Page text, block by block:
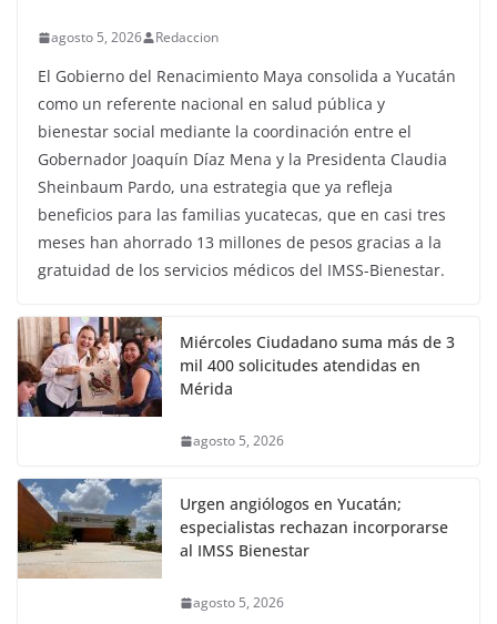
agosto 5, 2026 Redaccion
El Gobierno del Renacimiento Maya consolida a Yucatán
como un referente nacional en salud pública y
bienestar social mediante la coordinación entre el
Gobernador Joaquín Díaz Mena y la Presidenta Claudia
Sheinbaum Pardo, una estrategia que ya refleja
beneficios para las familias yucatecas, que en casi tres
meses han ahorrado 13 millones de pesos gracias a la
gratuidad de los servicios médicos del IMSS-Bienestar.
Miércoles Ciudadano suma más de 3
mil 400 solicitudes atendidas en
Mérida
agosto 5, 2026
Urgen angiólogos en Yucatán;
especialistas rechazan incorporarse
al IMSS Bienestar
agosto 5, 2026